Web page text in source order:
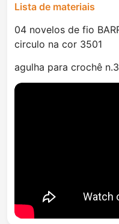
Lista de materiais
04 novelos de fio
circulo na cor 3501
agulha para crochê